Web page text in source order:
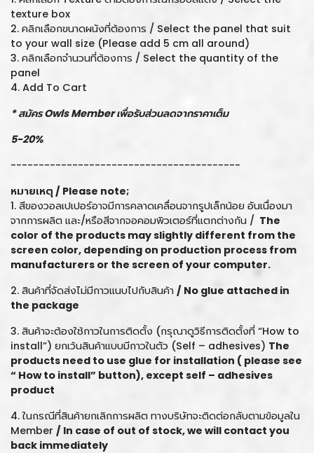
texture box
2. คลิกเลือกขนาดผนังที่ต้องการ / Select the panel that suit
to your wall size (Please add 5 cm all around)
3. คลิกเลือกจำนวนที่ต้องการ / Select the quantity of the
panel
4. Add To Cart
* สมัคร Owls Member เพื่อรับส่วนลดจากราคาเต็ม
5-20%
-----------------------------------------
หมายเหตุ / Please note;
1. สีของวอลเปเปอร์อาจมีการคลาดเคลื่อนจากรูปเล็กน้อย อันเนื่องมา
จากการผลิต และ/หรือสีจากจอคอมพิวเตอร์ที่แตกต่างกัน / The
color of the products may slightly different from the
screen color, depending on production process from
manufacturers or the screen of your computer.
2. สินค้าที่จัดส่งไม่มีกาวแนบไปกับสินค้า / No glue attached in
the package
3. สินค้าจะต้องใช้กาวในการติดตั้ง (กรุณาดูวิธีการติดตั้งที่ “How to
install”) ยกเว้นสินค้าแบบมีกาวในตัว (Self – adhesives) The
products need to use glue for installation ( please see
“ How to install” button), except self – adhesives
product
4. ในกรณีที่สินค้ายกเลิกการผลิต ทางบริษัทจะติดต่อกลับตามข้อมูลใน
Member / In case of out of stock, we will contact you
back immediately